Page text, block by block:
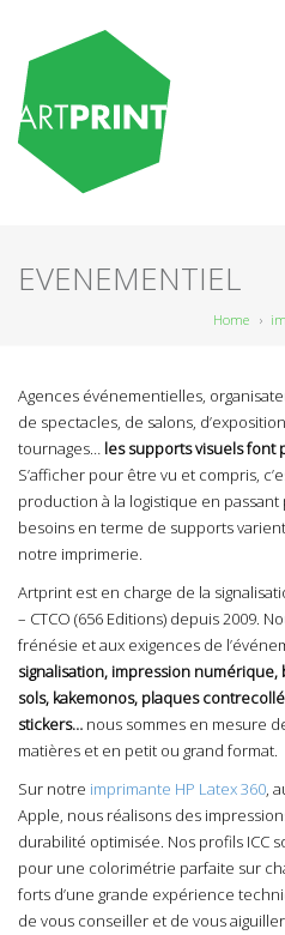
EVENEMENTIEL
Home ›
Agences événementielles,
de spectacles, de salons,
tournages… les supports visuels font
S’afficher pour être vu et compris,
production à la logistique en
besoins en terme de supports
notre imprimerie.
Artprint est en charge de la
– CTCO (656 Editions) depuis 2009.
frénésie et aux exigences de
signalisation, impression numérique,
sols, kakemonos, plaques
stickers… nous sommes en mesure
matières et en petit ou grand format.
Sur notre imprimante HP Latex 360,
Apple, nous réalisons des
durabilité optimisée. Nos profils ICC
pour une colorimétrie parfaite sur
forts d’une grande expérience
de vous conseiller et de vous